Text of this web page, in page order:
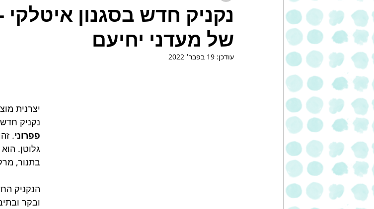
נקניק חדש בסגנון איטלקי
של מעדני יחיעם
עודכן: 19 בפבר׳ 2022
יצרנית
נקניק
פפרוני.
גלוטן.
בתנור,
הנקניק
ובקר